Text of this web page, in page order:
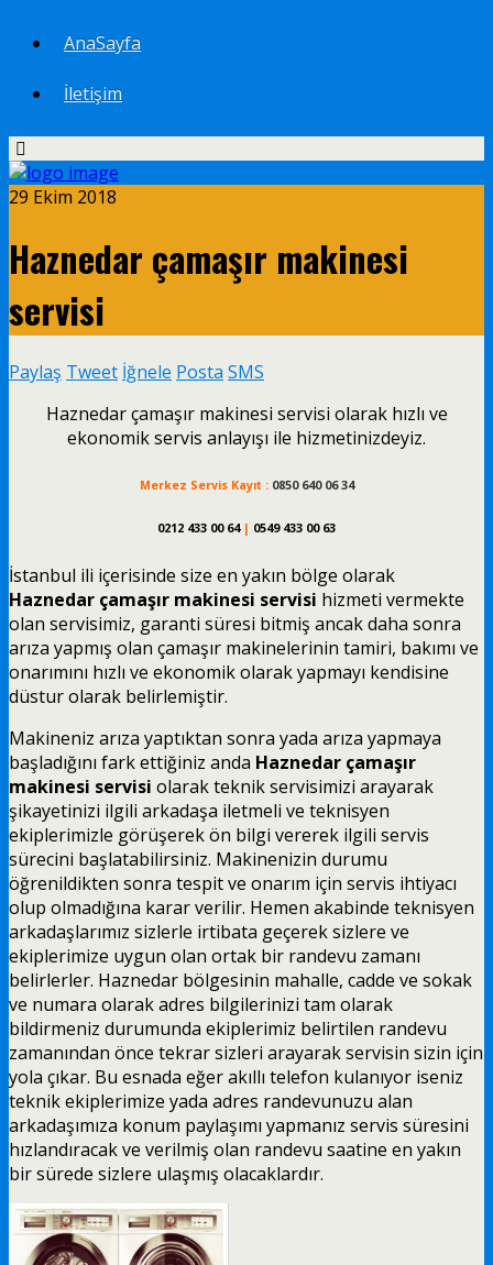
AnaSayfa
İletişim
29 Ekim 2018
Haznedar çamaşır makinesi
servisi
Paylaş Tweet İğnele Posta SMS
Haznedar çamaşır makinesi servisi olarak hızlı ve
ekonomik servis anlayışı ile hizmetinizdeyiz.
Merkez Servis Kayıt : 0850 640 06 34
0212 433 00 64 | 0549 433 00 63
İstanbul ili içerisinde size en yakın bölge olarak
Haznedar çamaşır makinesi servisi hizmeti vermekte
olan servisimiz, garanti süresi bitmiş ancak daha sonra
arıza yapmış olan çamaşır makinelerinin tamiri, bakımı ve
onarımını hızlı ve ekonomik olarak yapmayı kendisine
düstur olarak belirlemiştir.
Makineniz arıza yaptıktan sonra yada arıza yapmaya
başladığını fark ettiğiniz anda Haznedar çamaşır
makinesi servisi olarak teknik servisimizi arayarak
şikayetinizi ilgili arkadaşa iletmeli ve teknisyen
ekiplerimizle görüşerek ön bilgi vererek ilgili servis
sürecini başlatabilirsiniz. Makinenizin durumu
öğrenildikten sonra tespit ve onarım için servis ihtiyacı
olup olmadığına karar verilir. Hemen akabinde teknisyen
arkadaşlarımız sizlerle irtibata geçerek sizlere ve
ekiplerimize uygun olan ortak bir randevu zamanı
belirlerler. Haznedar bölgesinin mahalle, cadde ve sokak
ve numara olarak adres bilgilerinizi tam olarak
bildirmeniz durumunda ekiplerimiz belirtilen randevu
zamanından önce tekrar sizleri arayarak servisin sizin için
yola çıkar. Bu esnada eğer akıllı telefon kulanıyor iseniz
teknik ekiplerimize yada adres randevunuzu alan
arkadaşımıza konum paylaşımı yapmanız servis süresini
hızlandıracak ve verilmiş olan randevu saatine en yakın
bir sürede sizlere ulaşmış olacaklardır.